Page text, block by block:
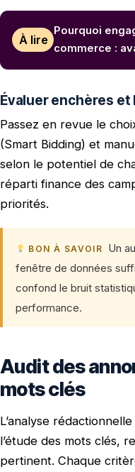
À lire
Pourquoi
commerce :
Évaluer enchères
Passez en revue le
(Smart Bidding) et
selon le potentiel de
réparti finance des
priorités.
BON À SAVOIR
Un
fenêtre de données
confond le bruit
performance.
Audit des
mots clés
L’analyse
l’étude des mots clés,
pertinent. Chaque